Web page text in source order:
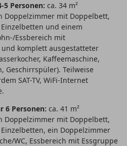
5 Personen: ca. 34 m²
Doppelzimmer mit Doppelbett,
und einem
Essbereich mit
komplett ausgestatteter
Kaffeemaschine,
Geschirrspüler). Teilweise
SAT-TV, WiFi-Internet
6 Personen: ca. 41 m²
Doppelzimmer mit Doppelbett,
ein Doppelzimmer
WC, Essbereich mit Essgruppe